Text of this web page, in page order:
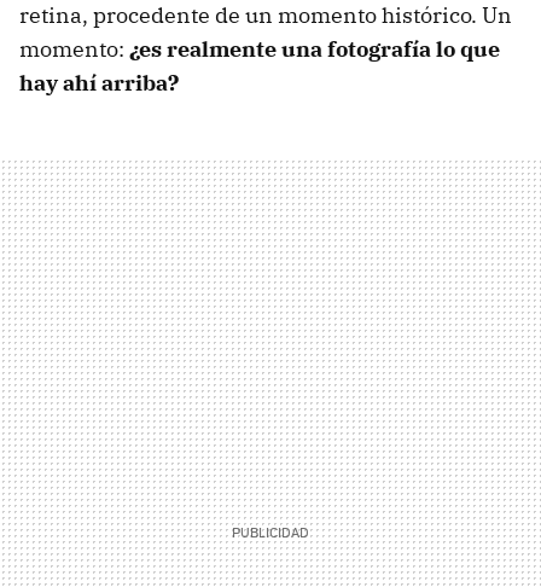
retina, procedente de un momento histórico. Un
momento: ¿es realmente una fotografía lo que
hay ahí arriba?